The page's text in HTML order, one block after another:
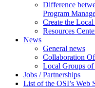
Difference
Program
Create the
Resources
News
General news
Collaboration
Local Groups
Jobs / Partnerships
List of the OSI’s Web